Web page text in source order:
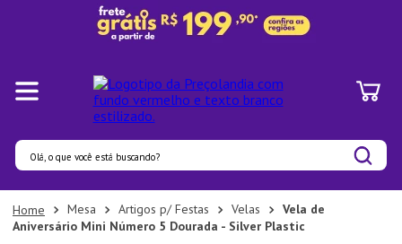
Olá, o que você está buscando?
Mesa Artigos p/ Festas Velas
Vela de
Aniversário Mini Número 5 Dourada - Silver Plastic
Termos mais buscados
1º
Panelas